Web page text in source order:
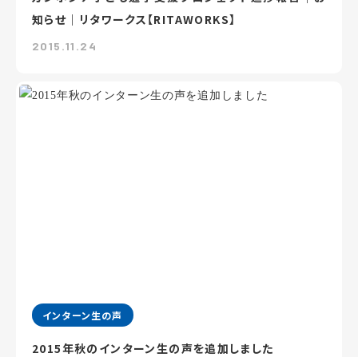
知らせ｜リタワークス【RITAWORKS】
2015.11.24
インターン生の声
2015年秋のインターン生の声を追加しました